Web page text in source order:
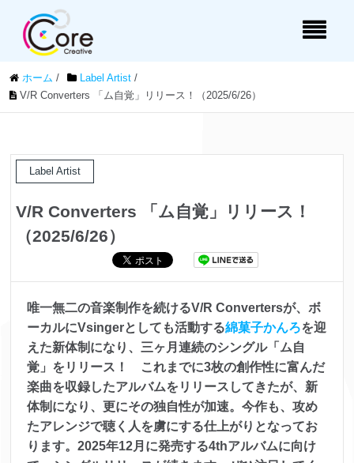
ホーム / Label Artist /
V/R Converters 「ム自覚」リリース！（2025/6/26）
Label Artist
V/R Converters 「ム自覚」リリース！
（2025/6/26）
唯一無二の音楽制作を続けるV/R Convertersが、ボ
ーカルにVsingerとしても活動する綿菓子かんろを迎
えた新体制になり、三ヶ月連続のシングル「ム自
覚」をリリース！ これまでに3枚の創作性に富んだ
楽曲を収録したアルバムをリリースしてきたが、新
体制になり、更にその独自性が加速。今作も、攻め
たアレンジで聴く人を虜にする仕上がりとなってお
ります。2025年12月に発売する4thアルバムに向け